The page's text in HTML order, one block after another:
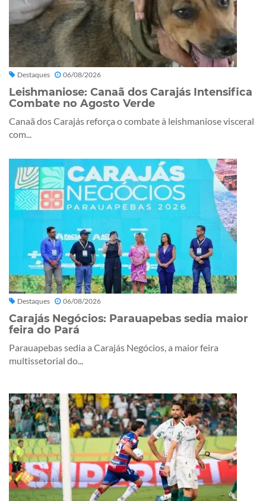
Destaques 06/08/2026
Leishmaniose: Canaã dos Carajás Intensifica
Combate no Agosto Verde
Canaã dos Carajás reforça o combate à leishmaniose visceral
com...
Destaques 06/08/2026
Carajás Negócios: Parauapebas sedia maior
feira do Pará
Parauapebas sedia a Carajás Negócios, a maior feira
multissetorial do...